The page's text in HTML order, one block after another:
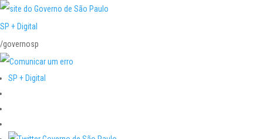
SP + Digital
/governosp
SP + Digital